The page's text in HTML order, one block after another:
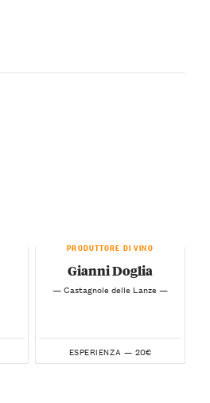
PRODUTTORE DI VINO
Gianni Doglia
— Castagnole delle Lanze —
ESPERIENZA — 20€